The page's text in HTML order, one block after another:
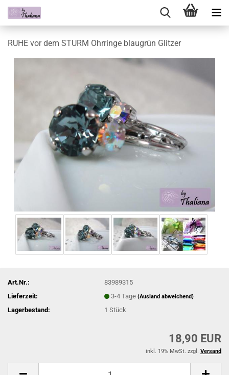
RUHE vor dem STURM Ohrringe blaugrün Glitzer
Art.Nr.:
83989315
Lieferzeit:
3-4 Tage(Ausland abweichend)
Lagerbestand: 1Stück
18,90 EUR
inkl. 19% MwSt. zzgl. Versand